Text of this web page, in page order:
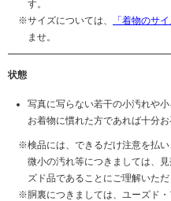
す。
サイズについては、
「着物のサ
ませ。
状態
写真に写らない若干の小汚れや
お着物に慣れた方であれば十分
検品には、できるだけ注意を払
微小の汚れ等につきましては、
ズド品であることにご理解いた
胴裏につきましては、ユーズド